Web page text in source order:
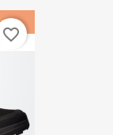
favorite_border